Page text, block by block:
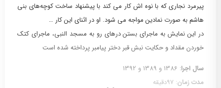
پیرمرد نجاری که با نوه اش کار می کند با پیشنهاد ساخت کوچه‌های بنی
هاشم به صورت نمادین مواجه می شود. او در اثنای این کار …
در این نمایش به ماجرای بستن درهای رو به مسجد النبی، ماجرای کتک
خوردن مقداد و حکایت نبش قبر دختر پیامبر پرداخته شده است
سال اجرا: 1386 و 1389 و 1392
مدت زمان: 97دقیقه